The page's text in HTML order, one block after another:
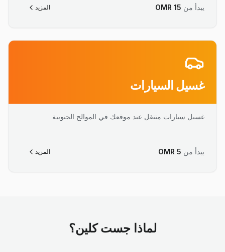
يبدأ من OMR 15 المزيد
غسيل السيارات
غسيل سيارات متنقل عند موقعك في الموالح الجنوبية
يبدأ من OMR 5 المزيد
لماذا جست كلين؟